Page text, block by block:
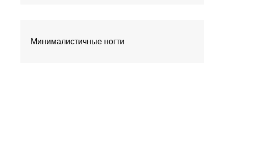
Минималистичные ногти